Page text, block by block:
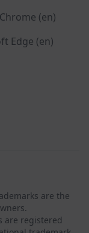
(en)
Edge (en)
are the
are registered